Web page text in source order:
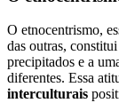
O etnocentrismo,
das outras,
precipitados e a
diferentes. Essa
interculturais